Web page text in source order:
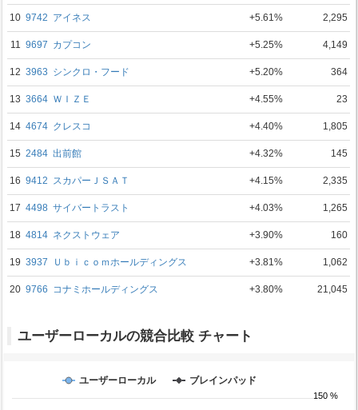
10 9742 アイネス +5.61% 2,295
11 9697 カプコン +5.25% 4,149
12 3963 シンクロ・フード +5.20% 364
13 3664 ＷＩＺＥ +4.55% 23
14 4674 クレスコ +4.40% 1,805
15 2484 出前館 +4.32% 145
16 9412 スカパーＪＳＡＴ +4.15% 2,335
17 4498 サイバートラスト +4.03% 1,265
18 4814 ネクストウェア +3.90% 160
19 3937 Ｕｂｉｃｏｍホールディングス +3.81% 1,062
20 9766 コナミホールディングス +3.80% 21,045
ユーザーローカルの競合比較 チャート
ユーザーローカル ブレインパッド
150 %